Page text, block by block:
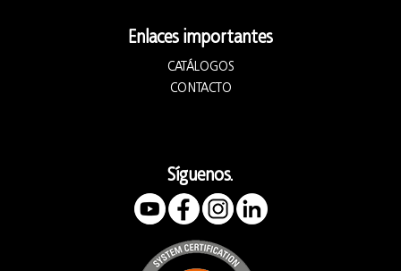
Enlaces importantes
CATÁLOGOS
CONTACTO
Síguenos.